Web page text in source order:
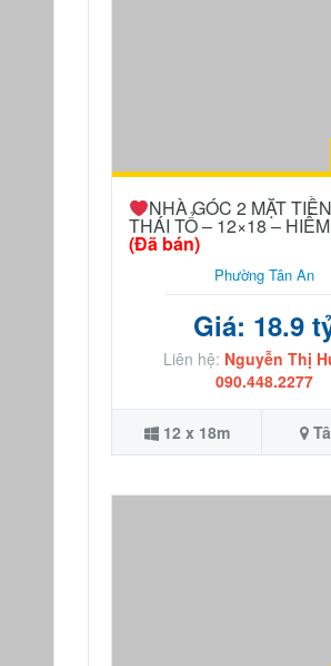
NHÀ GÓC 2 MẶT
THÁI TỔ – 12×18 –
(Đã bán)
Phường Tân An
Giá: 18.9
Liên hệ: Nguyễn Thị
090.448.2277
12 x 18m